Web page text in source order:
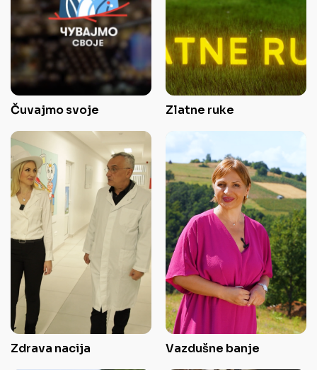
Čuvajmo svoje Zlatne ruke
Zdrava nacija Vazdušne banje